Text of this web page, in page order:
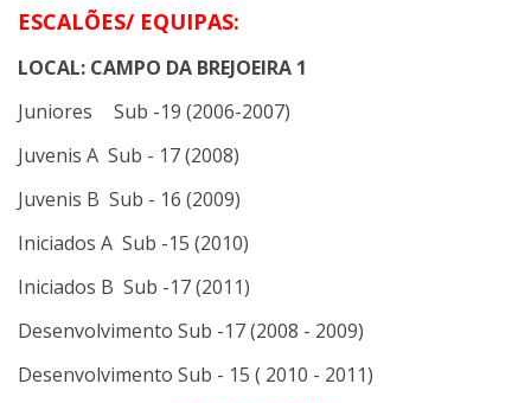
ESCALÕES/ EQUIPAS:
LOCAL: CAMPO DA BREJOEIRA 1
Juniores
Sub -19 (2006-2007)
Juvenis A Sub - 17 (2008)
Juvenis B Sub - 16 (2009)
Iniciados A Sub -15 (2010)
Iniciados B Sub -17 (2011)
Desenvolvimento Sub -17 (2008 - 2009)
Desenvolvimento Sub - 15 ( 2010 - 2011)